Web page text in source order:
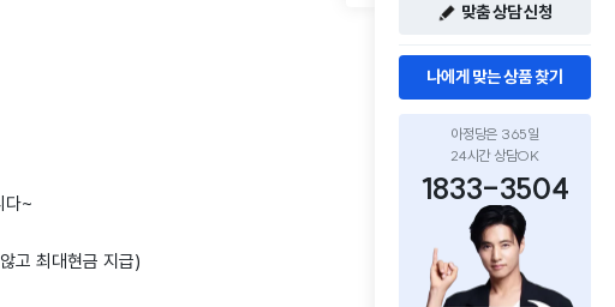
다~
고 최대현금 지급)
맞춤 상담 신청
나에게 맞는 상품 찾기
아정당은 365일
24시간 상담OK
1833-3504